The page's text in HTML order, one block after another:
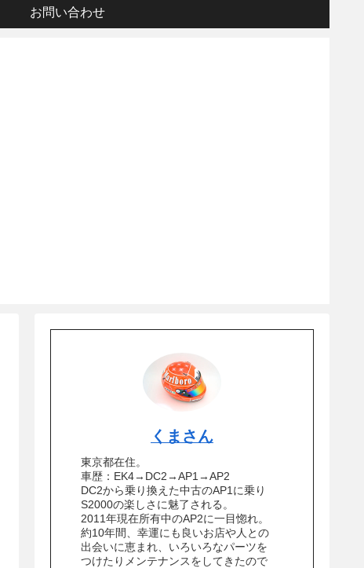
お問い合わせ
くまさん
東京都在住。
車歴：EK4→DC2→AP1→AP2
DC2から乗り換えた中古のAP1に乗り
S2000の楽しさに魅了される。
2011年現在所有中のAP2に一目惚れ。
約10年間、幸運にも良いお店や人との
出会いに恵まれ、いろいろなパーツを
つけたりメンテナンスをしてきたので